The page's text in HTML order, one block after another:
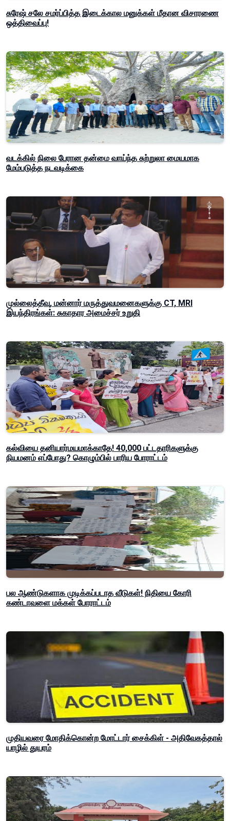
சுரேஷ் சலே சமர்ப்பித்த இடைக்கால மனுக்கள் மீதான விசாரணை
ஒத்திவைப்பு!
வடக்கில் நிலை பேரான தன்மை வாய்ந்த சுற்றுலா மையமாக
மேம்படுத்த நடவடிக்கை
முல்லைத்தீவு, மன்னார் மருத்துவமனைகளுக்கு CT, MRI
இயந்திரங்கள்: சுகாதார அமைச்சர் உறுதி
கல்வியை தனியார்மயமாக்காதே! 40,000 பட்டதாரிகளுக்கு
நியமனம் எப்போது? கொழும்பில் பாரிய போராட்டம்
பல ஆண்டுகளாக முடிக்கப்படாத வீடுகள்! நிதியை கோரி
கண்டாவளை மக்கள் போராட்டம்
முதியவரை மோதிக்கொன்ற மோட்டார் சைக்கிள் - அதிவேகத்தால்
யாழில் துயரம்